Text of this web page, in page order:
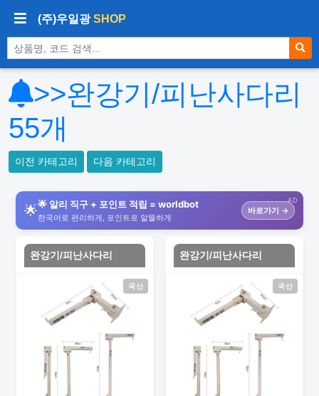
(주)우일광SHOP
상품 검색
>>완강기/피난사다리
55개
이전 카테고리 다음 카테고리
AD
🌟🌟 알리 직구 + 포인트 적립 = worldbot
한국어로 편리하게, 포인트로 알뜰하게
바로가기 →
완강기/피난사다리
국산
완강기/피난사다리
국산